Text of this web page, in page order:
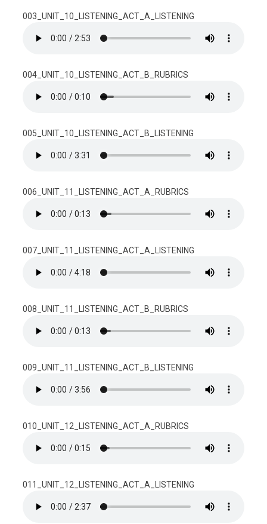
003_UNIT_10_LISTENING_ACT_A_LISTENING
004_UNIT_10_LISTENING_ACT_B_RUBRICS
005_UNIT_10_LISTENING_ACT_B_LISTENING
006_UNIT_11_LISTENING_ACT_A_RUBRICS
007_UNIT_11_LISTENING_ACT_A_LISTENING
008_UNIT_11_LISTENING_ACT_B_RUBRICS
009_UNIT_11_LISTENING_ACT_B_LISTENING
010_UNIT_12_LISTENING_ACT_A_RUBRICS
011_UNIT_12_LISTENING_ACT_A_LISTENING